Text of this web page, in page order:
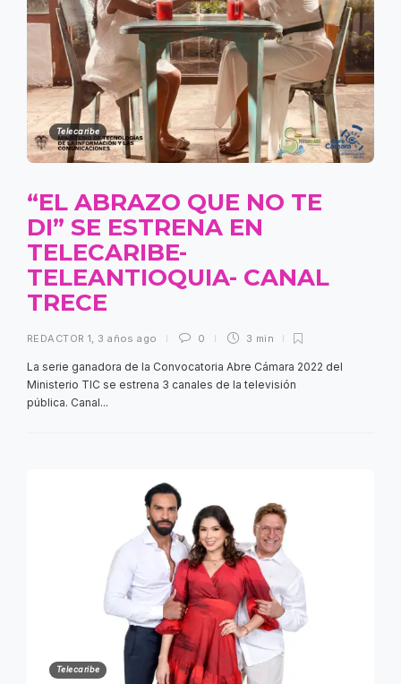
Telecaribe
“EL ABRAZO QUE NO TE
DI” SE ESTRENA EN
TELECARIBE-
TELEANTIOQUIA- CANAL
TRECE
REDACTOR 1, 3 años ago 0 3 min
La serie ganadora de la Convocatoria Abre Cámara 2022 del
Ministerio TIC se estrena 3 canales de la televisión
pública. Canal...
Telecaribe